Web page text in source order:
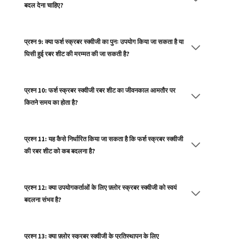
बदल देना चाहिए?
प्रश्न 9: क्या फर्श स्क्रबर स्क्वीजी का पुनः उपयोग किया जा सकता है या
घिसी हुई रबर शीट की मरम्मत की जा सकती है?
प्रश्न 10: फर्श स्क्रबर स्क्वीजी रबर शीट का जीवनकाल आमतौर पर
कितने समय का होता है?
प्रश्न 11: यह कैसे निर्धारित किया जा सकता है कि फर्श स्क्रबर स्क्वीजी
की रबर शीट को कब बदलना है?
प्रश्न 12: क्या उपयोगकर्ताओं के लिए फ़्लोर स्क्रबर स्क्वीजी को स्वयं
बदलना संभव है?
प्रश्न 13: क्या फ़्लोर स्क्रबर स्क्वीजी के प्रतिस्थापन के लिए